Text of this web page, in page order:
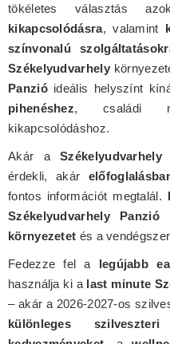
tökéletes választás
kikapcsolódásra, valamint
színvonalú
Székelyudvarhely
Panzióideális helyszínt
pihenéshez, családi
kikapcsolódáshoz.
Akár a
érdekli, akár
fontos információt megtalál.
Székelyudvarhely Panzió
környezetet és a
Fedezze fel a legújabb
használja ki a last minute
– akár a 2026-2027-os
különleges szilveszteri